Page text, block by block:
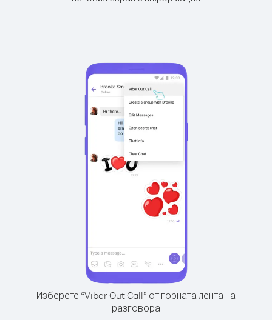
Изберете “Viber Out Call” от горната лента на
разговора